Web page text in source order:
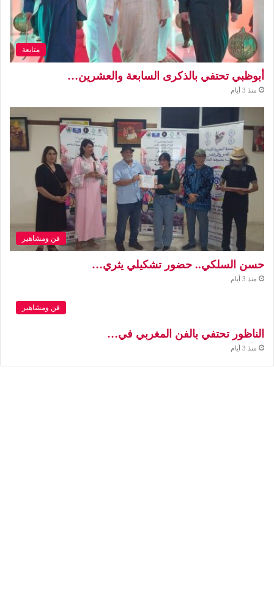
متابعة
أبوظبي تحتفي بالذكرى السابعة والعشرين…
منذ 3 أيام
فن ومشاهير
حسن السلكي.. حضور تشكيلي يثري…
منذ 3 أيام
فن ومشاهير
الناظور تحتفي بالفن المغربي في…
منذ 3 أيام